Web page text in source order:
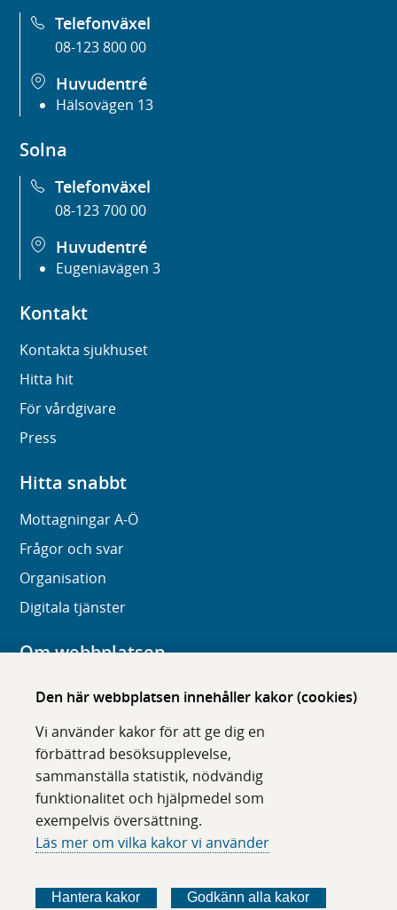
Den här webbplatsen innehåller kakor (cookies)
Vi använder kakor för att ge dig en
förbättrad besöksupplevelse,
sammanställa statistik, nödvändig
funktionalitet och hjälpmedel som
exempelvis översättning.
Läs mer om vilka kakor vi använder
Hantera kakor Godkänn alla kakor
Telefonväxel
08-123 800 00
Huvudentré
Hälsovägen 13
Solna
Telefonväxel
08-123 700 00
Huvudentré
Eugeniavägen 3
Kontakt
Kontakta sjukhuset
Hitta hit
För vårdgivare
Press
Hitta snabbt
Mottagningar A-Ö
Frågor och svar
Organisation
Digitala tjänster
Om webbplatsen
Om karolinska.se
Tillgänglighet
Om cookies
Följ oss i sociala medier
ö
l
ö
l
ö
l